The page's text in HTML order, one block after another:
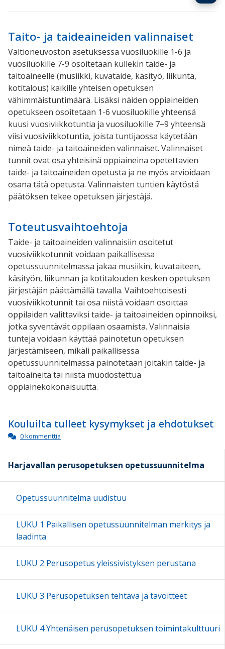
Taito- ja taideaineiden valinnaiset
Valtioneuvoston asetuksessa vuosiluokille 1-6 ja
vuosiluokille 7-9 osoitetaan kullekin taide- ja
taitoaineelle (musiikki, kuvataide, käsityö, liikunta,
kotitalous) kaikille yhteisen opetuksen
vähimmäistuntimäärä. Lisäksi näiden oppiaineiden
opetukseen osoitetaan 1-6 vuosiluokille yhteensä
kuusi vuosiviikkotuntia ja vuosiluokille 7−9 yhteensä
viisi vuosiviikkotuntia, joista tuntijaossa käytetään
nimeä taide- ja taitoaineiden valinnaiset. Valinnaiset
tunnit ovat osa yhteisinä oppiaineina opetettavien
taide- ja taitoaineiden opetusta ja ne myös arvioidaan
osana tätä opetusta. Valinnaisten tuntien käytöstä
päätöksen tekee opetuksen järjestäjä.
Toteutusvaihtoehtoja
Taide- ja taitoaineiden valinnaisiin osoitetut
vuosiviikkotunnit voidaan paikallisessa
opetussuunnitelmassa jakaa musiikin, kuvataiteen,
käsityön, liikunnan ja kotitalouden kesken opetuksen
järjestäjän päättämällä tavalla. Vaihtoehtoisesti
vuosiviikkotunnit tai osa niistä voidaan osoittaa
oppilaiden valittaviksi taide- ja taitoaineiden opinnoiksi,
jotka syventävät oppilaan osaamista. Valinnaisia
tunteja voidaan käyttää painotetun opetuksen
järjestämiseen, mikäli paikallisessa
opetussuunnitelmassa painotetaan joitakin taide- ja
taitoaineita tai niistä muodostettua
oppiainekokonaisuutta.
Kouluilta tulleet kysymykset ja ehdotukset
0 kommenttia
Harjavallan perusopetuksen opetussuunnitelma
Opetussuunnitelma uudistuu
LUKU 1 Paikallisen opetussuunnitelman merkitys ja
laadinta
LUKU 2 Perusopetus yleissivistyksen perustana
LUKU 3 Perusopetuksen tehtävä ja tavoitteet
LUKU 4 Yhtenäisen perusopetuksen toimintakulttuuri